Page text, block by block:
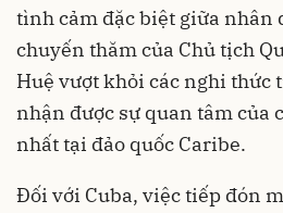
tình cảm đặc biệt giữa nhân
chuyến thăm của Chủ tịch
Huệ vượt khỏi các nghi thức
nhận được sự quan tâm của
nhất tại đảo quốc Caribe.
Đối với Cuba, việc tiếp đón